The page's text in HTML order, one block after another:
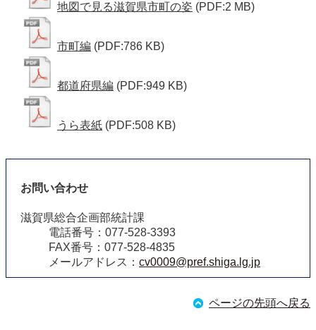
地図で見る滋賀県市町の姿 (PDF:2 MB)
市町編 (PDF:786 KB)
都道府県編 (PDF:949 KB)
うら表紙 (PDF:508 KB)
お問い合わせ
滋賀県総合企画部統計課
電話番号：077-528-3393
FAX番号：077-528-4835
メールアドレス： cv0009@pref.shiga.lg.jp
ページの先頭へ戻る